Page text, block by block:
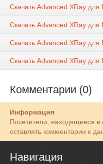
Скачать Advanced XRay для
Скачать Advanced XRay для
Скачать Advanced XRay для
Скачать Advanced XRay для
Комментарии (0)
Информация
Посетители, находящиеся в
оставлять комментарии к
Навигация